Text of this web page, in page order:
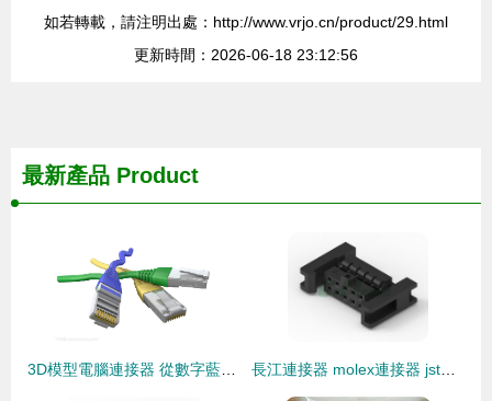
如若轉載，請注明出處：http://www.vrjo.cn/product/29.html
更新時間：2026-06-18 23:12:56
最新產品 Product